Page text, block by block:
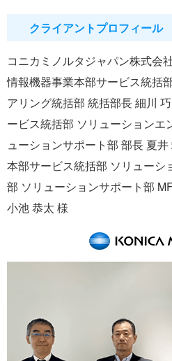
クライアントプロフィール
コニカミノルタジャパン株式会
情報機器事業本部サービス統括
アリング統括部 統括部長 細川
ービス統括部 ソリューションエ
ューションサポート部 部長 夏井
本部サービス統括部 ソリューシ
部 ソリューションサポート部
小池 恭太 様